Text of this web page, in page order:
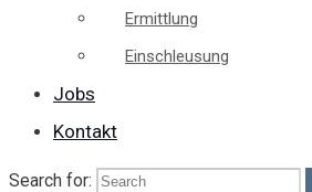
Ermittlung
Einschleusung
Jobs
Kontakt
Search for: